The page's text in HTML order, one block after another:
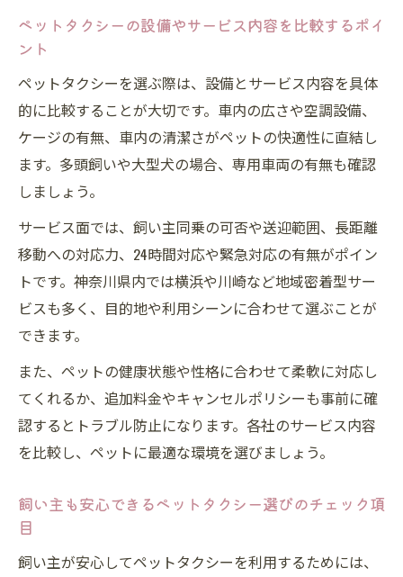
ポイント
な理由
深夜や早朝も頼れるペットタクシーの活用
方法
ペットタクシーで急な移動もスムーズに実
現
信頼できるペットタクシー利用時の注意点
ペットタクシー利用時に確認するべき注意
事項まとめ
ペットタクシーの追加料金やキャンセル規
ペットタクシーを安全に利用するための事
前相談ポイント
タクシーでペットを運ぶ際の注意点とマナ
ー
工夫
情
ペットタクシーの設備やサービス内容を比較するポイ
ント
ペットタクシーを選ぶ際は、設備とサービス内容を具体
的に比較することが大切です。車内の広さや空調設備、
ケージの有無、車内の清潔さがペットの快適性に直結し
ます。多頭飼いや大型犬の場合、専用車両の有無も確認
しましょう。
サービス面では、飼い主同乗の可否や送迎範囲、長距離
移動への対応力、24時間対応や緊急対応の有無がポイン
トです。神奈川県内では横浜や川崎など地域密着型サー
ビスも多く、目的地や利用シーンに合わせて選ぶことが
できます。
また、ペットの健康状態や性格に合わせて柔軟に対応し
てくれるか、追加料金やキャンセルポリシーも事前に確
認するとトラブル防止になります。各社のサービス内容
を比較し、ペットに最適な環境を選びましょう。
飼い主も安心できるペットタクシー選びのチェック項
目
飼い主が安心してペットタクシーを利用するためには、